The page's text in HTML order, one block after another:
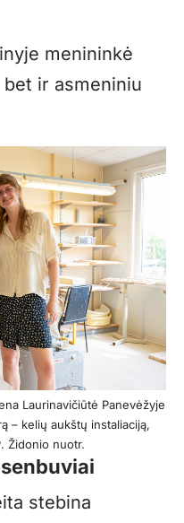
menininkė
ir asmeniniu
Laurinavičiūtė Panevėžyje
– kelių aukštų instaliaciją,
Židonio nuotr.
stebina